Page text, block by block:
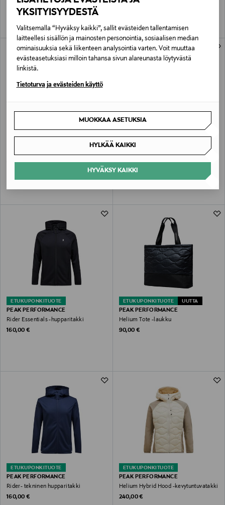
YKSITYISYYDESTÄ
Valitsemalla “Hyväksy kaikki”, sallit evästeiden tallentamisen
laitteellesi sisällön ja mainosten personointia, sosiaalisen median
ominaisuuksia sekä liikenteen analysointia varten. Voit muuttaa
evästeasetuksiasi milloin tahansa sivun alareunasta löytyvästä
linkistä.
Tietoturva ja evästeiden käyttö
MUOKKAA ASETUKSIA
HYLKÄÄ KAIKKI
HYVÄKSY KAIKKI
Original Price
180,00 €
PEAK PERFORMANCE
Original Price
50,00 €
ETUKUPONKITUOTE
PEAK PERFORMANCE
Rider Essentials -hupparitakki
Original Price
160,00 €
ETUKUPONKITUOTE UUTTA
PEAK PERFORMANCE
Helium Tote -laukku
Original Price
90,00 €
ETUKUPONKITUOTE
PEAK PERFORMANCE
Rider- tekninen hupparitakki
Original Price
160,00 €
ETUKUPONKITUOTE
PEAK PERFORMANCE
Helium Hybrid Hood -kevytuntuvatakki
Original Price
240,00 €